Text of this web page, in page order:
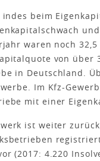
beim
waren noch
von
in Deutschland.
Im Kfz-
mit einer
ist weiter
(2017: 4.220